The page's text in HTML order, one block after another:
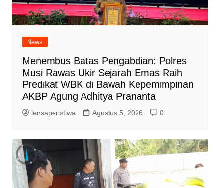
News
Menembus Batas Pengabdian: Polres
Musi Rawas Ukir Sejarah Emas Raih
Predikat WBK di Bawah Kepemimpinan
AKBP Agung Adhitya Prananta
lensaperistiwa Agustus 5, 2026 0